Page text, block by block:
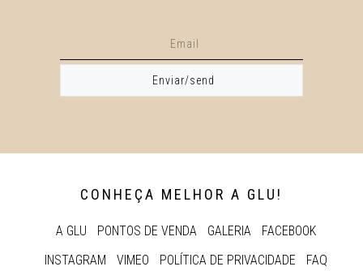
CONHEÇA MELHOR A GLU!
A GLU PONTOS DE VENDA GALERIA
FACEBOOK
INSTAGRAM
VIMEO POLÍTICA DE PRIVACIDADE FAQ